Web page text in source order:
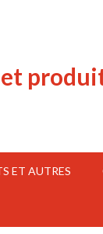
et
ET AUTRES